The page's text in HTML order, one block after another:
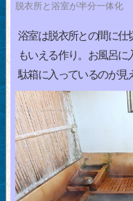
脱衣所と浴室が半分一体化
浴室は脱衣所との間に仕
もいえる作り。お風呂
駄箱に入っているのが見